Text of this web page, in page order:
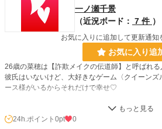
一ノ瀬千景
（近況ボード： 7 件 ）
お気に入りに追加して更新通知
お気に入り追
26歳の菜穂は【詐欺メイクの伝道師】と呼ばれる
彼氏はいないけど、大好きなゲーム〈クイーン
ース様がいるからそれだけで幸せ♡
だったはずなのに、ある日突然車の暴走事故にま
たときには、菜穂は現代日本ではなくクイーンズ
24h.ポイント 0pt 0